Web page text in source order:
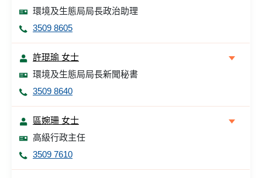
環境及生態局局長政治助理
3509 8605
許琨瑜 女士
環境及生態局局長新聞秘書
3509 8640
區婉珊 女士
高級行政主任
3509 7610